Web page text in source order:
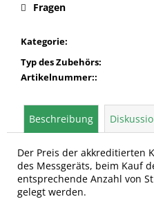
Kategorie:
Typ des Zubehörs:
Artikelnummer::
Fragen
Beschreibung
Der Preis der akkreditierten
des Messgeräts, beim Kauf
entsprechende Anzahl von
gelegt werden.